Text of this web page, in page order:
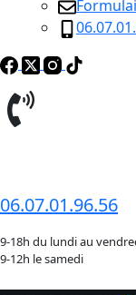
06.07.01.96.56
9-18h du lundi au
9-12h le samedi